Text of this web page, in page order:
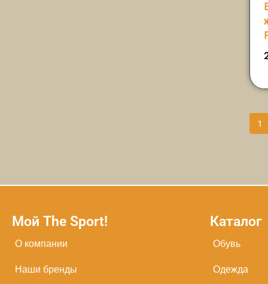
1
Мой The Sport!
О компании
Наши бренды
Каталог
Обувь
Одежда